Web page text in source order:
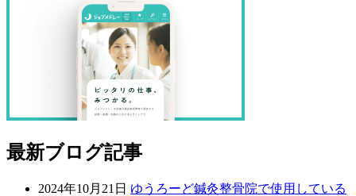
最新ブログ記事
2024年10月21日 ゆうろーど鍼灸整骨院で使用している